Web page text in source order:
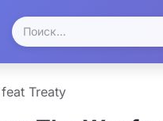
Treaty